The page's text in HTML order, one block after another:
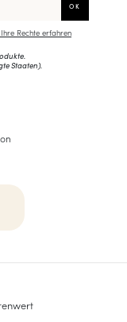
Rechte erfahren
Staaten).